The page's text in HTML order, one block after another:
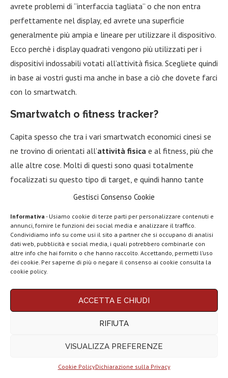
Gestisci Consenso Cookie
Informativa - Usiamo cookie di terze parti per personalizzare contenuti e
annunci, fornire le funzioni dei social media e analizzare il traffico.
Condividiamo info su come usi il sito a partner che si occupano di analisi
dati web, pubblicità e social media, i quali potrebbero combinarle con
altre info che hai fornito o che hanno raccolto. Accettando, permetti l’uso
dei cookie. Per saperne di più o negare il consenso ai cookie consulta la
cookie policy.
ACCETTA E CHIUDI
RIFIUTA
VISUALIZZA PREFERENZE
Cookie PolicyDichiarazione sulla Privacy
avrete problemi di “interfaccia tagliata” o che non entra
perfettamente nel display, ed avrete una superficie
generalmente più ampia e lineare per utilizzare il dispositivo.
Ecco perchè i display quadrati vengono più utilizzati per i
dispositivi indossabili votati all’attività fisica. Scegliete quindi
in base ai vostri gusti ma anche in base a ciò che dovete farci
con lo smartwatch.
Smartwatch o fitness tracker?
Capita spesso che tra i vari smartwatch economici cinesi se
ne trovino di orientati all’attività fisica e al fitness, più che
alle altre cose. Molti di questi sono quasi totalmente
focalizzati su questo tipo di target, e quindi hanno tante
mini app per monitorare l’esercizio fisico. Alcuni hanno
sono impermeabili.
Attenti quindi a distinguere questi tipi di dispositivi dai
normali smartwatch economici, perchè se non vi interessa
l’attività fisica potreste rimanere un po’ delusi per la
mancanza di funzionalità destinate ad altri ambiti. Oltre a
questi, ci sono anche degli indossabili dedicati solo ed
fuori dal cinturino, non contengono app, e offrono
e di alcune statistiche relative alla salute.